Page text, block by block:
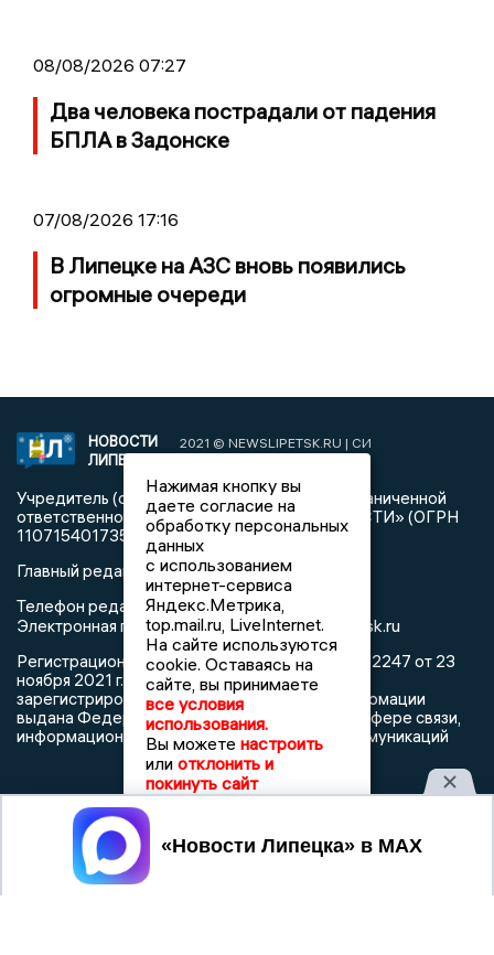
08/08/2026 07:27
Два человека пострадали от падения
БПЛА в Задонске
07/08/2026 17:16
В Липецке на АЗС вновь появились
огромные очереди
НОВОСТИ
ЛИПЕЦКА
2021 © NEWSLIPETSK.RU | СИ
Учредитель (соучредители): Общество с ограниченной
ответственностью «РЕГИОНАЛЬНЫЕ НОВОСТИ» (ОГРН
1107154017354)
Главный редактор: Герцог Е.Г.
Телефон редакции: +7 903 699 9427
Электронная почта редакции:info@newslipetsk.ru
Регистрационный номер: серия Эл № ФС77-82247 от 23
ноября 2021 г. согласно выписке из реестра
зарегистрированных средств массовой информации
выдана Федеральной службой по надзору в сфере связи,
информационных технологий и массовых коммуникаций
Нажимая кнопку вы
даете согласие на
обработку персональных
данных
с использованием
интернет-сервиса
Яндекс.Метрика,
top.mail.ru, LiveInternet.
На сайте используются
cookie. Оставаясь на
сайте, вы принимаете
все условия
использования.
Вы можете настроить
или отклонить и
покинуть сайт
Принять